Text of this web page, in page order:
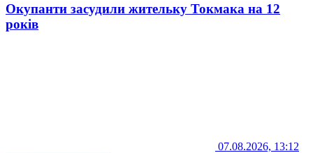
Окупанти засудили жительку Токмака на 12
років
07.08.2026, 13:12